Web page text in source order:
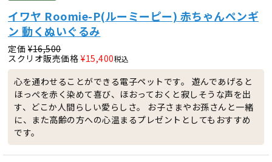
イワヤ Roomie-P(ルーミーピー) 赤ちゃんペンギ
ン 動くぬいぐるみ
定価 ¥16,500
スクリオ販売価格 ¥15,400税込
心を通わせることができる電子ペットです。 遊んであげると
ほっぺを赤く染めて喜び、ほおっておくと寂しそうな声を出
す、どこか人間らしい愛らしさ。 お子さまやお孫さんと一緒
に、また高齢の方への心温まるプレゼントとしてもおすすめ
です。